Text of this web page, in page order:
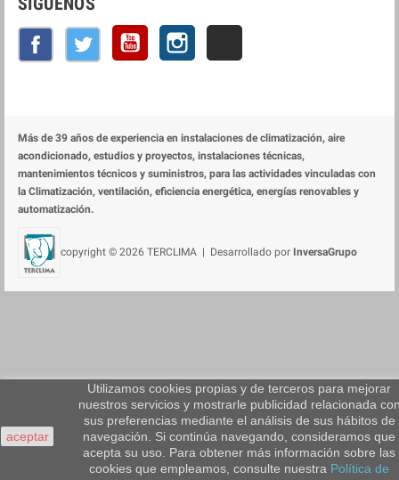
Facebook Twitter YouTube Instagram
aceptar
Utilizamos cookies propias y de terceros para mejorar
nuestros servicios y mostrarle publicidad relacionada
sus preferencias mediante el análisis de sus hábitos de
navegación. Si continúa navegando, consideramos que
acepta su uso. Para obtener más información sobre las
cookies que empleamos, consulte nuestra Política de
Más de 39 años de experiencia en instalaciones de climatización, aire
acondicionado, estudios y proyectos, instalaciones técnicas,
mantenimientos técnicos y suministros, para las actividades vinculadas con
la Climatización, ventilación, eficiencia energética, energías renovables y
automatización.
copyright © 2026 TERCLIMA | Desarrollado por InversaGrupo